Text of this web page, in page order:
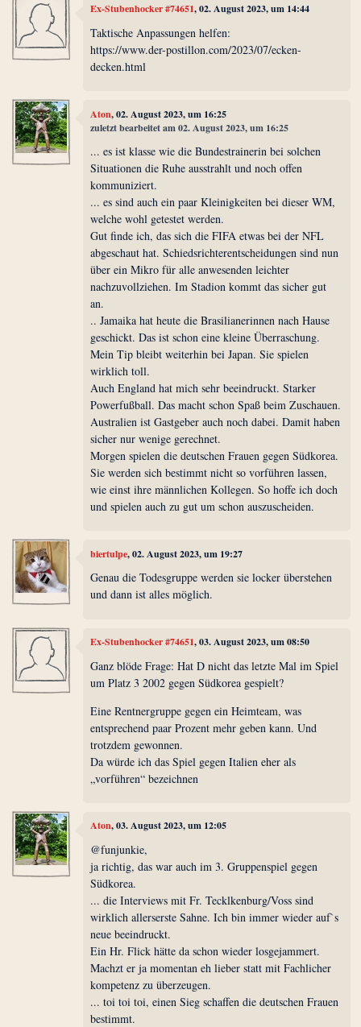
Ex-Stubenhocker #74651, 02. August 2023, um 14:44
Taktische Anpassungen helfen:
https://www.der-postillon.com/2023/07/ecken-
decken.html
Aton, 02. August 2023, um 16:25
zuletzt bearbeitet am 02. August 2023, um 16:25
... es ist klasse wie die Bundestrainerin bei solchen
Situationen die Ruhe ausstrahlt und noch offen
kommuniziert.
... es sind auch ein paar Kleinigkeiten bei dieser WM,
welche wohl getestet werden.
Gut finde ich, das sich die FIFA etwas bei der NFL
abgeschaut hat. Schiedsrichterentscheidungen sind nun
über ein Mikro für alle anwesenden leichter
nachzuvollziehen. Im Stadion kommt das sicher gut
an.
.. Jamaika hat heute die Brasilianerinnen nach Hause
geschickt. Das ist schon eine kleine Überraschung.
Mein Tip bleibt weiterhin bei Japan. Sie spielen
wirklich toll.
Auch England hat mich sehr beeindruckt. Starker
Powerfußball. Das macht schon Spaß beim Zuschauen.
Australien ist Gastgeber auch noch dabei. Damit haben
sicher nur wenige gerechnet.
Morgen spielen die deutschen Frauen gegen Südkorea.
Sie werden sich bestimmt nicht so vorführen lassen,
wie einst ihre männlichen Kollegen. So hoffe ich doch
und spielen auch zu gut um schon auszuscheiden.
biertulpe, 02. August 2023, um 19:27
Genau die Todesgruppe werden sie locker überstehen
und dann ist alles möglich.
Ex-Stubenhocker #74651, 03. August 2023, um 08:50
Ganz blöde Frage: Hat D nicht das letzte Mal im Spiel
um Platz 3 2002 gegen Südkorea gespielt?
Eine Rentnergruppe gegen ein Heimteam, was
entsprechend paar Prozent mehr geben kann. Und
trotzdem gewonnen.
Da würde ich das Spiel gegen Italien eher als
„vorführen“ bezeichnen
Aton, 03. August 2023, um 12:05
@funjunkie,
ja richtig, das war auch im 3. Gruppenspiel gegen
Südkorea.
... die Interviews mit Fr. Tecklkenburg/Voss sind
wirklich allerserste Sahne. Ich bin immer wieder auf`s
neue beeindruckt.
Ein Hr. Flick hätte da schon wieder losgejammert.
Machzt er ja momentan eh lieber statt mit Fachlicher
kompetenz zu überzeugen.
... toi toi toi, einen Sieg schaffen die deutschen Frauen
bestimmt.